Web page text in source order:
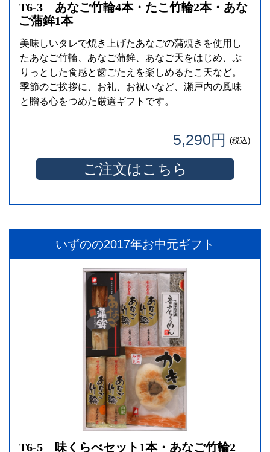
T6-3 あなご竹輪4本・たこ竹輪2本・あな
ご蒲鉾1本
美味しいタレで焼き上げたあなごの蒲焼きを使用し
たあなご竹輪、あなご蒲鉾、あなご天をはじめ、ぷ
りっとした食感と歯ごたえを楽しめるたこ天など。
季節のご挨拶に、お礼、お祝いなど、瀬戸内の風味
と贈る心をつめた厳選ギフトです。
5,290円 (税込)
ご注文はこちら
いずのの2017年お中元ギフト
T6-5 味くらべセット1本・あなご竹輪2